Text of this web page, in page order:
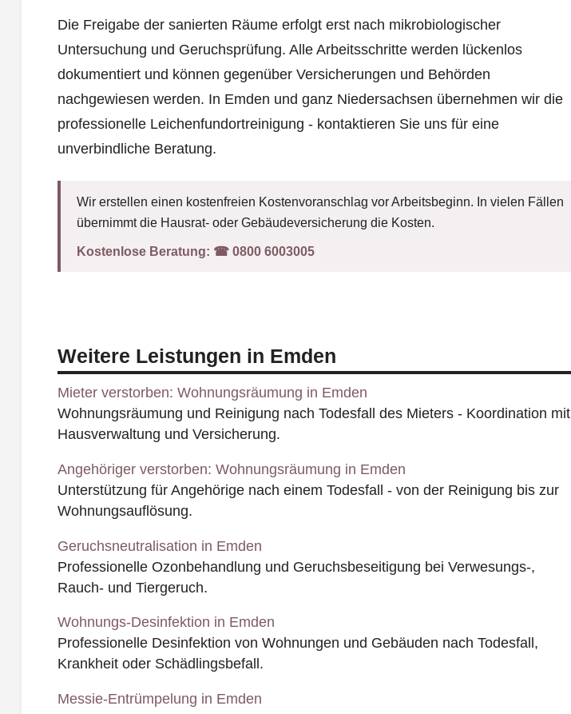
Die Freigabe der sanierten Räume erfolgt erst nach mikrobiologischer
Untersuchung und Geruchsprüfung. Alle Arbeitsschritte werden lückenlos
dokumentiert und können gegenüber Versicherungen und Behörden
nachgewiesen werden. In Emden und ganz Niedersachsen übernehmen wir die
professionelle Leichenfundortreinigung - kontaktieren Sie uns für eine
unverbindliche Beratung.
Wir erstellen einen kostenfreien Kostenvoranschlag vor Arbeitsbeginn. In vielen Fällen
übernimmt die Hausrat- oder Gebäudeversicherung die Kosten.
Kostenlose Beratung: ☎︎ 0800 6003005
Weitere Leistungen in Emden
Mieter verstorben: Wohnungsräumung in Emden
Wohnungsräumung und Reinigung nach Todesfall des Mieters - Koordination mit
Hausverwaltung und Versicherung.
Angehöriger verstorben: Wohnungsräumung in Emden
Unterstützung für Angehörige nach einem Todesfall - von der Reinigung bis zur
Wohnungsauflösung.
Geruchsneutralisation in Emden
Professionelle Ozonbehandlung und Geruchsbeseitigung bei Verwesungs-,
Rauch- und Tiergeruch.
Wohnungs-Desinfektion in Emden
Professionelle Desinfektion von Wohnungen und Gebäuden nach Todesfall,
Krankheit oder Schädlingsbefall.
Messie-Entrümpelung in Emden